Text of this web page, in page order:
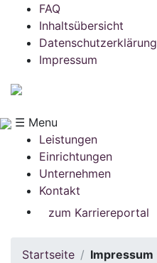
FAQ
Inhaltsübersicht
Datenschutzerklärung
Impressum
☰ Menu
Leistungen
Einrichtungen
Unternehmen
Kontakt
zum Karriereportal
Startseite Impressum